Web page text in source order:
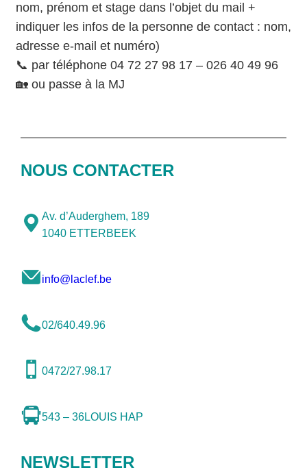
nom, prénom et stage dans l’objet du mail +
indiquer les infos de la personne de contact : nom,
adresse e-mail et numéro)
📞 par téléphone 04 72 27 98 17 – 026 40 49 96
🏡 ou passe à la MJ
NOUS CONTACTER
Av. d’Auderghem, 189
1040 ETTERBEEK
info@laclef.be
02/640.49.96
0472/27.98.17
543 – 36LOUIS HAP
NEWSLETTER